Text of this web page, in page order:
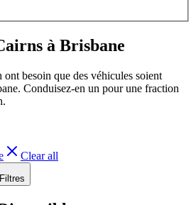
à Brisbane
ont besoin que des véhicules soient
Conduisez-en un pour une fraction
Clear all
Filtres